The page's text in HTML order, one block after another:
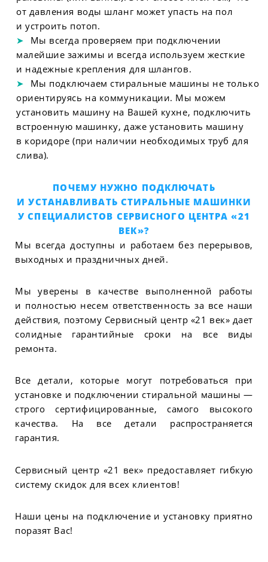
от давления воды шланг может упасть на пол
и устроить потоп.
Мы всегда проверяем при подключении
малейшие зажимы и всегда используем жесткие
и надежные крепления для шлангов.
Мы подключаем стиральные машины не только
ориентируясь на коммуникации. Мы можем
установить машину на Вашей кухне, подключить
встроенную машинку, даже установить машину
в коридоре (при наличии необходимых труб для
слива).
ПОЧЕМУ НУЖНО ПОДКЛЮЧАТЬ
И УСТАНАВЛИВАТЬ СТИРАЛЬНЫЕ МАШИНКИ
У СПЕЦИАЛИСТОВ СЕРВИСНОГО ЦЕНТРА «21
ВЕК»?
Мы всегда доступны и работаем без перерывов,
выходных и праздничных дней.
Мы уверены в качестве выполненной работы
и полностью несем ответственность за все наши
действия, поэтому Сервисный центр «21 век» дает
солидные гарантийные сроки на все виды
ремонта.
Все детали, которые могут потребоваться при
установке и подключении стиральной машины —
строго сертифицированные, самого высокого
качества. На все детали распространяется
гарантия.
Сервисный центр «21 век» предоставляет гибкую
систему скидок для всех клиентов!
Наши цены на подключение и установку приятно
поразят Вас!